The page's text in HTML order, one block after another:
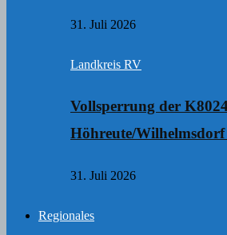
31. Juli 2026
Landkreis RV
Vollsperrung der
Höhreute/
31. Juli 2026
Regionales